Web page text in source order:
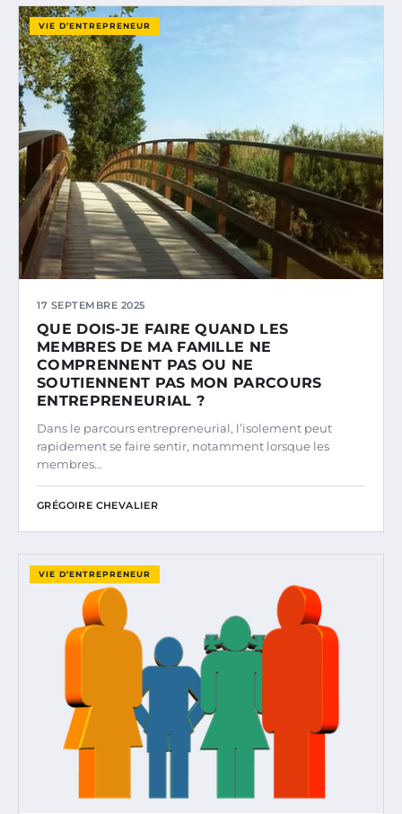
VIE D’ENTREPRENEUR
17 SEPTEMBRE 2025
QUE DOIS-JE FAIRE QUAND LES
MEMBRES DE MA FAMILLE NE
COMPRENNENT PAS OU NE
SOUTIENNENT PAS MON PARCOURS
ENTREPRENEURIAL ?
Dans le parcours entrepreneurial, l’isolement peut
rapidement se faire sentir, notamment lorsque les
membres…
GRÉGOIRE CHEVALIER
VIE D’ENTREPRENEUR